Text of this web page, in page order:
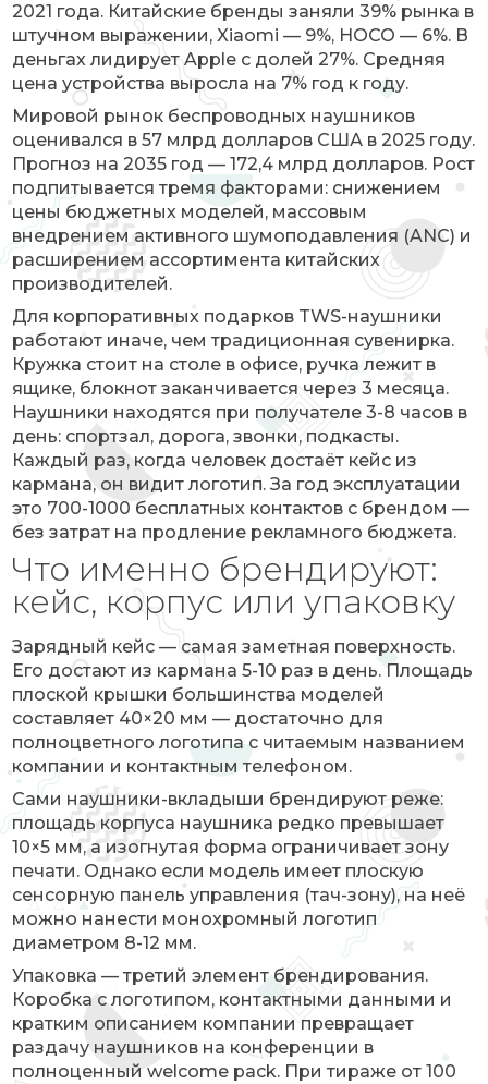
2021 года. Китайские бренды заняли 39% рынка в
штучном выражении, Xiaomi — 9%, HOCO — 6%. В
деньгах лидирует Apple с долей 27%. Средняя
цена устройства выросла на 7% год к году.
Мировой рынок беспроводных наушников
оценивался в 57 млрд долларов США в 2025 году.
Прогноз на 2035 год — 172,4 млрд долларов. Рост
подпитывается тремя факторами: снижением
цены бюджетных моделей, массовым
внедрением активного шумоподавления (ANC) и
расширением ассортимента китайских
производителей.
Для корпоративных подарков TWS-наушники
работают иначе, чем традиционная сувенирка.
Кружка стоит на столе в офисе, ручка лежит в
ящике, блокнот заканчивается через 3 месяца.
Наушники находятся при получателе 3-8 часов в
день: спортзал, дорога, звонки, подкасты.
Каждый раз, когда человек достаёт кейс из
кармана, он видит логотип. За год эксплуатации
это 700-1000 бесплатных контактов с брендом —
без затрат на продление рекламного бюджета.
Что именно брендируют:
кейс, корпус или упаковку
Зарядный кейс — самая заметная поверхность.
Его достают из кармана 5-10 раз в день. Площадь
плоской крышки большинства моделей
составляет 40×20 мм — достаточно для
полноцветного логотипа с читаемым названием
компании и контактным телефоном.
Сами наушники-вкладыши брендируют реже:
площадь корпуса наушника редко превышает
10×5 мм, а изогнутая форма ограничивает зону
печати. Однако если модель имеет плоскую
сенсорную панель управления (тач-зону), на неё
можно нанести монохромный логотип
диаметром 8-12 мм.
Упаковка — третий элемент брендирования.
Коробка с логотипом, контактными данными и
кратким описанием компании превращает
раздачу наушников на конференции в
полноценный welcome pack. При тираже от 100